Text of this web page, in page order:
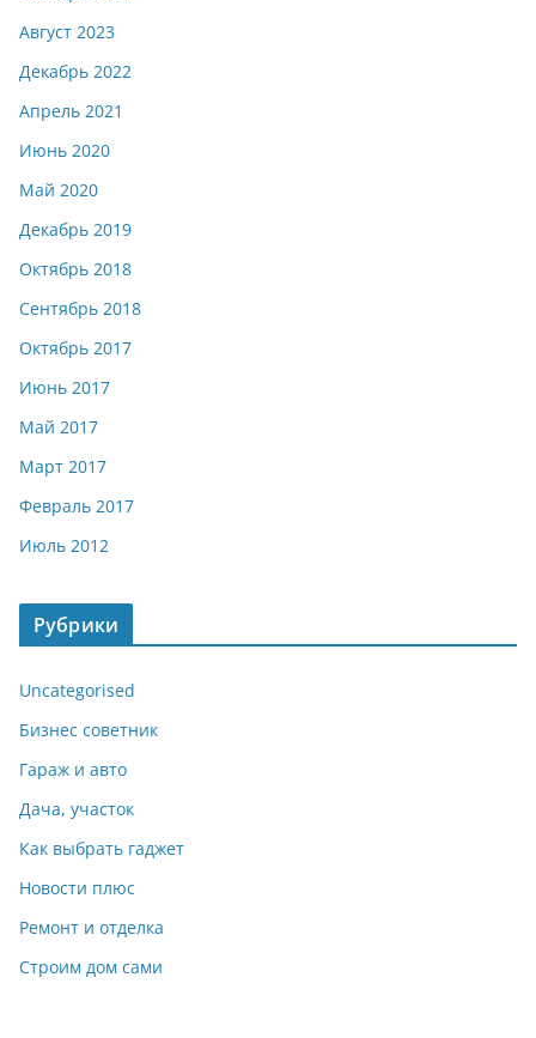
Август 2023
Декабрь 2022
Апрель 2021
Июнь 2020
Май 2020
Декабрь 2019
Октябрь 2018
Сентябрь 2018
Октябрь 2017
Июнь 2017
Май 2017
Март 2017
Февраль 2017
Июль 2012
Рубрики
Uncategorised
Бизнес советник
Гараж и авто
Дача, участок
Как выбрать гаджет
Новости плюс
Ремонт и отделка
Строим дом сами